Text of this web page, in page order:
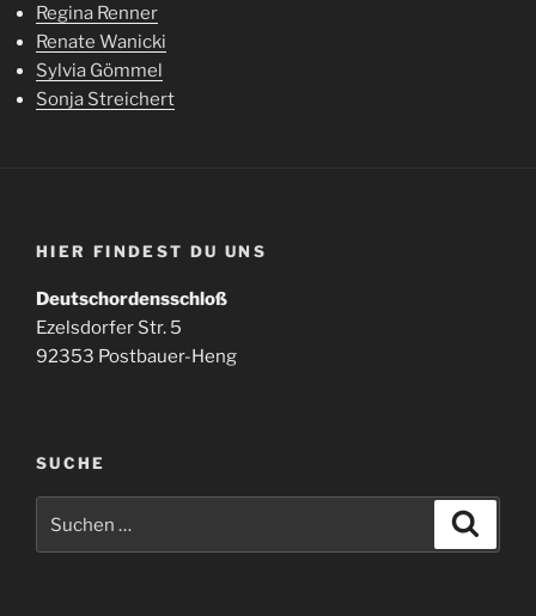
Regina Renner
Renate Wanicki
Sylvia Gömmel
Sonja Streichert
HIER FINDEST DU UNS
Deutschordensschloß
Ezelsdorfer Str. 5
92353 Postbauer-Heng
SUCHE
nach: